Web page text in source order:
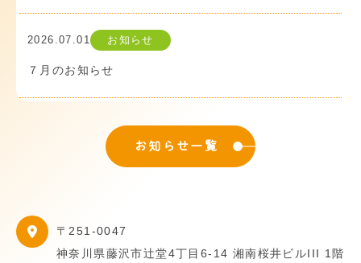
2026.07.01 お知らせ
７月のお知らせ
お知らせ一覧
〒251-0047
神奈川県藤沢市辻堂4丁目6-14 湘南桜井ビルIII 1階